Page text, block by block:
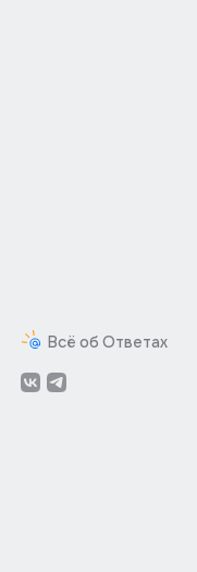
Всё об Ответах